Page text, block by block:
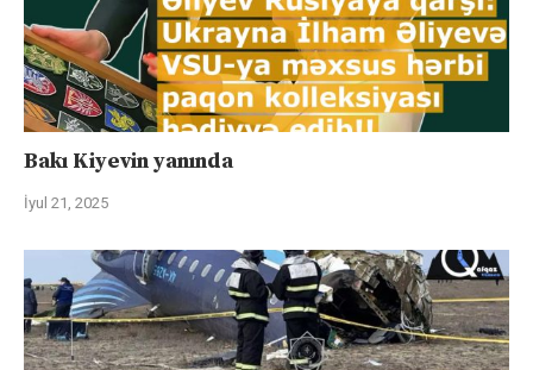
Bakı Kiyevin yanında
İyul 21, 2025